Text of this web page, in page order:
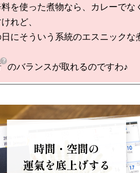
を使った煮物なら、カレーでな
れど、
日にそういう系統のエスニックな
のバランスが取れるのですわ♪
時間・空間の
運氣を底上げする